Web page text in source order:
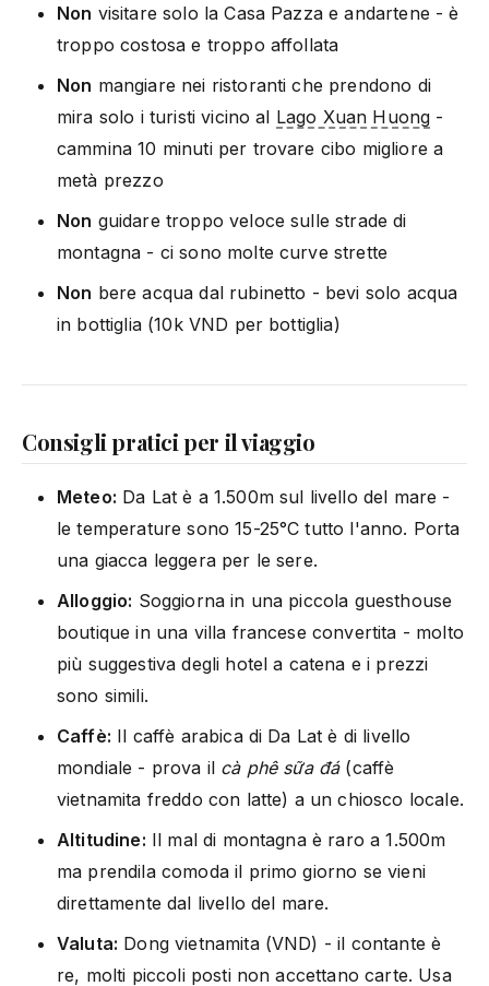
Non visitare solo la Casa Pazza e andartene - è
troppo costosa e troppo affollata
Non mangiare nei ristoranti che prendono di
mira solo i turisti vicino al Lago Xuan Huong -
cammina 10 minuti per trovare cibo migliore a
metà prezzo
Non guidare troppo veloce sulle strade di
montagna - ci sono molte curve strette
Non bere acqua dal rubinetto - bevi solo acqua
in bottiglia (10k VND per bottiglia)
Consigli pratici per il viaggio
Meteo: Da Lat è a 1.500m sul livello del mare -
le temperature sono 15-25°C tutto l'anno. Porta
una giacca leggera per le sere.
Alloggio: Soggiorna in una piccola guesthouse
boutique in una villa francese convertita - molto
più suggestiva degli hotel a catena e i prezzi
sono simili.
Caffè: Il caffè arabica di Da Lat è di livello
mondiale - prova il cà phê sữa đá(caffè
vietnamita freddo con latte) a un chiosco locale.
Altitudine: Il mal di montagna è raro a 1.500m
ma prendila comoda il primo giorno se vieni
direttamente dal livello del mare.
Valuta: Dong vietnamita (VND) - il contante è
re, molti piccoli posti non accettano carte. Usa